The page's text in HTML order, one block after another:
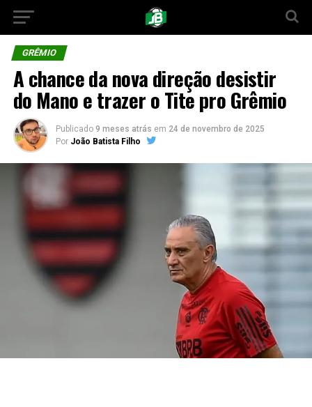
GRÊMIO
A chance da nova direção desistir
do Mano e trazer o Tite pro Grêmio
Publicado 9 meses atrás em 24 de novembro de 2025
Por João Batista Filho